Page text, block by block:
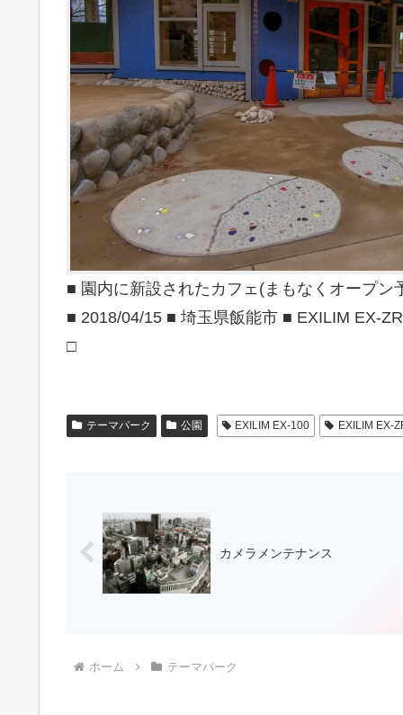
■ 園内に新設されたカフェ(まもなくオープン
■ 2018/04/15 ■ 埼玉県飯能市 ■ EXILIM EX-
□
テーマパーク 公園 EXILIM EX-100 EXILIM EX-
カメラメンテナンス
ホーム テーマパーク